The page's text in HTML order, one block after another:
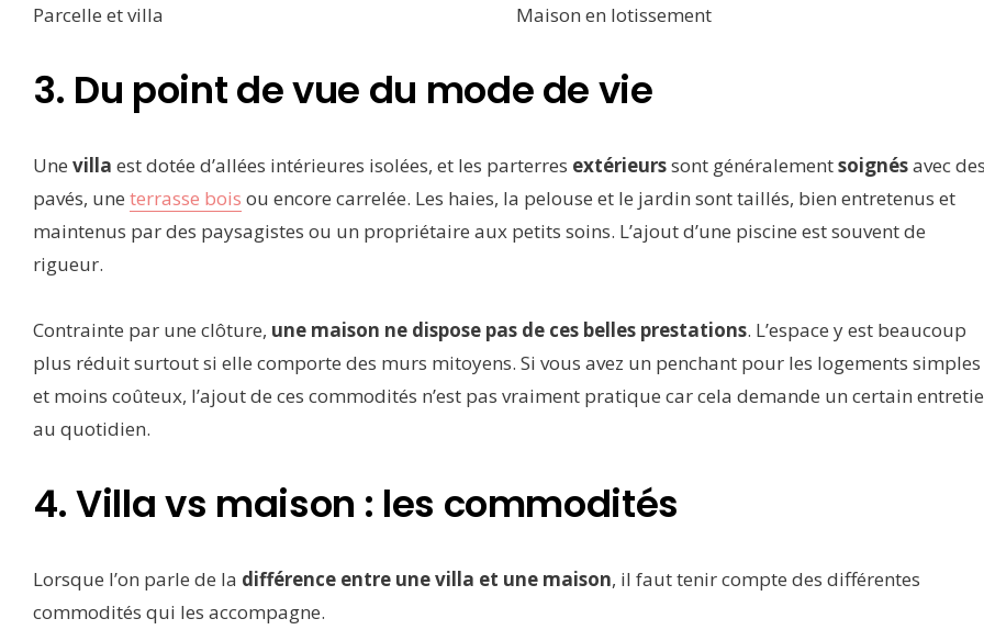
Parcelle et villa Maison en lotissement
3. Du point de vue du mode de vie
Une villa est dotée d’allées intérieures isolées, et les parterres extérieurssont généralementsoignésavec
pavés, une terrasse bois ou encore carrelée. Les haies, la pelouse et le jardin sont taillés, bien entretenus et
maintenus par des paysagistes ou un propriétaire aux petits soins. L’ajout d’une piscine est souvent de
rigueur.
Contrainte par une clôture, une maison ne dispose pas de ces belles prestations. L’espace y est beaucoup
plus réduit surtout si elle comporte des murs mitoyens. Si vous avez un penchant pour les logements simples
et moins coûteux, l’ajout de ces commodités n’est pas vraiment pratique car cela demande un certain
au quotidien.
4. Villa vs maison : les commodités
Lorsque l’on parle de la différence entre une villa et une maison, il faut tenir compte des différentes
commodités qui les accompagne.